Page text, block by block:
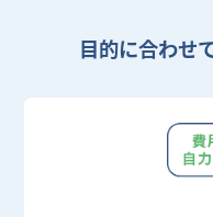
目的に合わせ